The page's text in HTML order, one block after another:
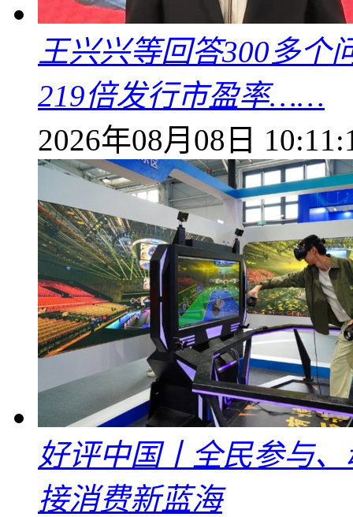
王兴兴等回答300多个
219倍发行市盈率……
2026年08月08日
好评中国丨全民参与
接消费新蓝海